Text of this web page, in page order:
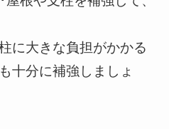
に大きな負担がかかる
十分に補強しましょ